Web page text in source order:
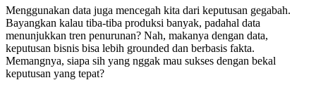
Menggunakan data juga mencegah kita dari keputusan gegabah.
Bayangkan kalau tiba-tiba produksi banyak, padahal data
menunjukkan tren penurunan? Nah, makanya dengan data,
keputusan bisnis bisa lebih grounded dan berbasis fakta.
Memangnya, siapa sih yang nggak mau sukses dengan bekal
keputusan yang tepat?